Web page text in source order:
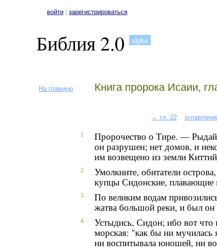
войти | зарегистрироваться
Библия 2.0 alpha
На главную Книга пророка Исаии,
← гл. 22
1
Пророчество о Тире. —
он разрушен; нет домов, и
им возвещено из земли
2
Умолкните, обитатели
купцы Сидонские,
3
По великим водам
жатва большой реки, и был
4
Устыдись, Сидон; ибо вот что
морская: "как бы ни
ни воспитывала юношей, ни